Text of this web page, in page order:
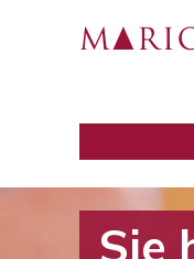
Sie